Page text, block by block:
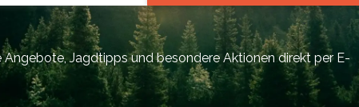
Jagdtipps und besondere Aktionen direkt per E-